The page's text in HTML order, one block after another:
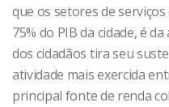
que os setores de
75% do PIB da cidade, é
dos cidadãos tira seu
atividade mais exercida
principal fonte de renda